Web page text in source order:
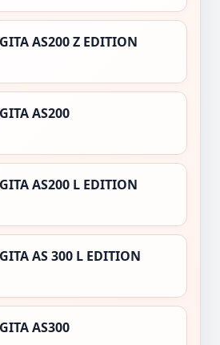
AS200 Z EDITION
AS200
AS200 L EDITION
AS 300 L EDITION
AS300